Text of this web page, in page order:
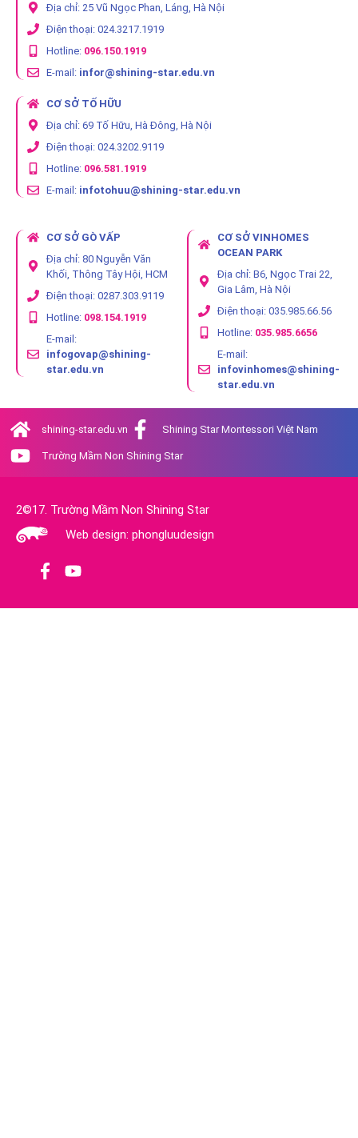
Địa chỉ: 25 Vũ Ngọc Phan, Láng, Hà Nội
Điện thoại: 024.3217.1919
Hotline: 096.150.1919
E-mail: infor@shining-star.edu.vn
CƠ SỞ TỐ HỮU
Địa chỉ: 69 Tố Hữu, Hà Đông, Hà Nội
Điện thoại: 024.3202.9119
Hotline: 096.581.1919
E-mail: infotohuu@shining-star.edu.vn
CƠ SỞ GÒ VẤP
Địa chỉ: 80 Nguyễn Văn
Khối, Thông Tây Hội, HCM
Điện thoại: 0287.303.9119
Hotline: 098.154.1919
E-mail:
infogovap@shining-
star.edu.vn
CƠ SỞ VINHOMES
OCEAN PARK
Địa chỉ: B6, Ngọc Trai 22,
Gia Lâm, Hà Nội
Điện thoại: 035.985.66.56
Hotline: 035.985.6656
E-mail:
infovinhomes@shining-
star.edu.vn
shining-star.edu.vn Shining Star Montessori Việt Nam
Trường Mầm Non Shining Star
2©17. Trường Mầm Non Shining Star
Web design: phongluudesign